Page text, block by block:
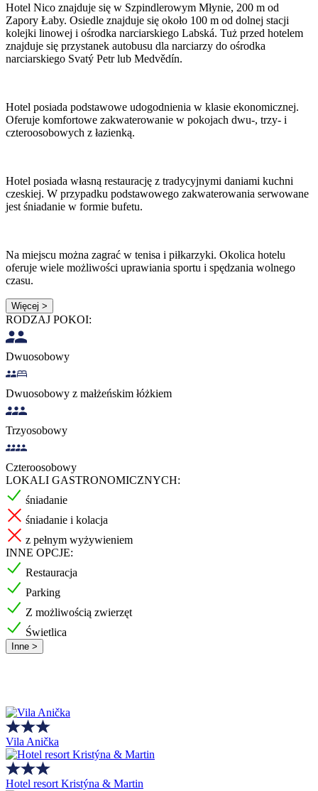
Hotel Nico znajduje się w Szpindlerowym Młynie, 200 m od
Zapory Łaby. Osiedle znajduje się około 100 m od dolnej stacji
kolejki linowej i ośrodka narciarskiego Labská. Tuż przed hotelem
znajduje się przystanek autobusu dla narciarzy do ośrodka
narciarskiego Svatý Petr lub Medvědín.
Hotel posiada podstawowe udogodnienia w klasie ekonomicznej.
Oferuje komfortowe zakwaterowanie w pokojach dwu-, trzy- i
czteroosobowych z łazienką.
Hotel posiada własną restaurację z tradycyjnymi daniami kuchni
czeskiej. W przypadku podstawowego zakwaterowania serwowane
jest śniadanie w formie bufetu.
Na miejscu można zagrać w tenisa i piłkarzyki. Okolica hotelu
oferuje wiele możliwości uprawiania sportu i spędzania wolnego
czasu.
Więcej >
RODZAJ POKOI:
Dwuosobowy
Dwuosobowy z małżeńskim łóżkiem
Trzyosobowy
Czteroosobowy
LOKALI GASTRONOMICZNYCH:
śniadanie
śniadanie i kolacja
z pełnym wyżywieniem
INNE OPCJE:
Restauracja
Parking
Z możliwością zwierzęt
Świetlica
Inne >
Vila Anička
Hotel resort Kristýna & Martin